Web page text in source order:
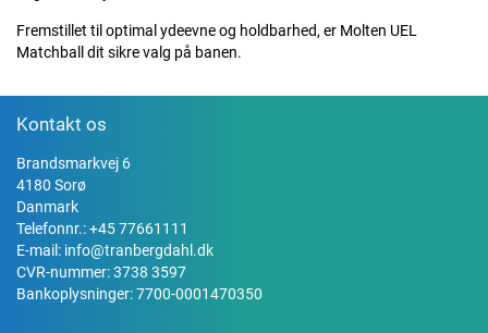
Fremstillet til optimal ydeevne og holdbarhed, er Molten UEL
Matchball dit sikre valg på banen.
Kontakt os
Brandsmarkvej 6
4180 Sorø
Danmark
Telefonnr.:+45 77661111
E-mail: info@tranbergdahl.dk
CVR-nummer: 3738 3597
Bankoplysninger: 7700-0001470350